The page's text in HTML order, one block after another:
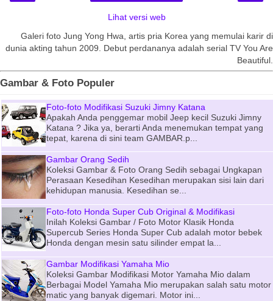
Lihat versi web
Galeri foto Jung Yong Hwa, artis pria Korea yang memulai karir di
dunia akting tahun 2009. Debut perdananya adalah serial TV You Are
Beautiful.
Gambar & Foto Populer
Foto-foto Modifikasi Suzuki Jimny Katana
Apakah Anda penggemar mobil Jeep kecil Suzuki Jimny
Katana ? Jika ya, berarti Anda menemukan tempat yang
tepat, karena di sini team GAMBAR.p...
Gambar Orang Sedih
Koleksi Gambar & Foto Orang Sedih sebagai Ungkapan
Perasaan Kesedihan Kesedihan merupakan sisi lain dari
kehidupan manusia. Kesedihan se...
Foto-foto Honda Super Cub Original & Modifikasi
Inilah Koleksi Gambar / Foto Motor Klasik Honda
Supercub Series Honda Super Cub adalah motor bebek
Honda dengan mesin satu silinder empat la...
Gambar Modifikasi Yamaha Mio
Koleksi Gambar Modifikasi Motor Yamaha Mio dalam
Berbagai Model Yamaha Mio merupakan salah satu motor
matic yang banyak digemari. Motor ini...